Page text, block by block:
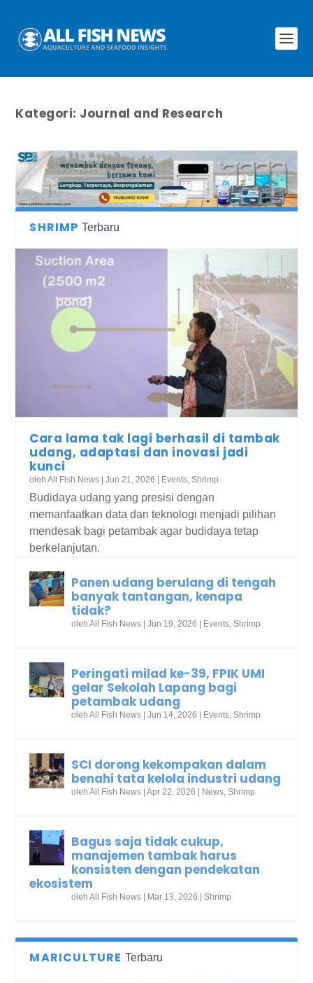
Kategori: Journal and Research
AquaDigest 2026 soroti strategi
formulasi pakan di tengah gejolak
pasar bahan ba...
Akuaponik, jalan baru ketahanan
Ocean Institute of Indonesia (OII)
Resmi Berdiri, Satukan 11 Kampus
Vokasi KKP
Potensi biochar rumput laut untuk
pertanian rendah karbon
Atlantic Canada Aquaculture Studio
launches to accelerate seafood
innovation
Integrasi sawit-rumput laut untuk
mewujudkan Biodiesel B50 di
Indonesia
SHRIMP Terbaru
Cara lama tak lagi berhasil di tambak
udang, adaptasi dan inovasi jadi
kunci
olehAll Fish News |Jun 21, 2026 Events,Shrimp
Budidaya udang yang presisi dengan
memanfaatkan data dan teknologi menjadi pilihan
mendesak bagi petambak agar budidaya tetap
berkelanjutan.
Panen udang berulang di tengah
banyak tantangan, kenapa
tidak?
olehAll Fish News |Jun 19, 2026 Events,Shrimp
Peringati milad ke-39, FPIK UMI
gelar Sekolah Lapang bagi
petambak udang
olehAll Fish News |Jun 14, 2026 Events,Shrimp
SCI dorong kekompakan dalam
benahi tata kelola industri udang
olehAll Fish News |Apr 22, 2026 News,Shrimp
Bagus saja tidak cukup,
manajemen tambak harus
konsisten dengan pendekatan
ekosistem
olehAll Fish News Mar 13, 2026 |Shrimp
MARICULTURE Terbaru